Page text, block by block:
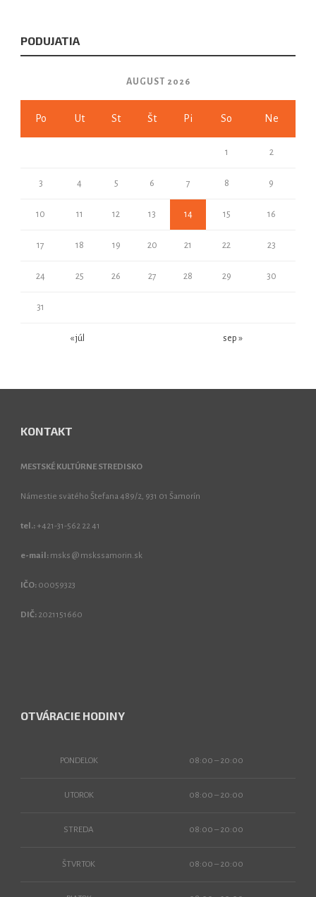
PODUJATIA
AUGUST 2026
Po Ut St Št Pi So Ne
1 2
3 4 5 6 7 8 9
10 11 12 13 14 15 16
17 18 19 20 21 22 23
24 25 26 27 28 29 30
31
« júl sep »
KONTAKT
MESTSKÉ KULTÚRNE STREDISKO
Námestie svätého Štefana 489/2, 931 01 Šamorín
tel.: +421-31-562 22 41
e-mail: msks @ mskssamorin.sk
IČO: 00059323
DIČ: 2021151660
OTVÁRACIE HODINY
PONDELOK 08:00 – 20:00
UTOROK 08:00 – 20:00
STREDA 08:00 – 20:00
ŠTVRTOK 08:00 – 20:00